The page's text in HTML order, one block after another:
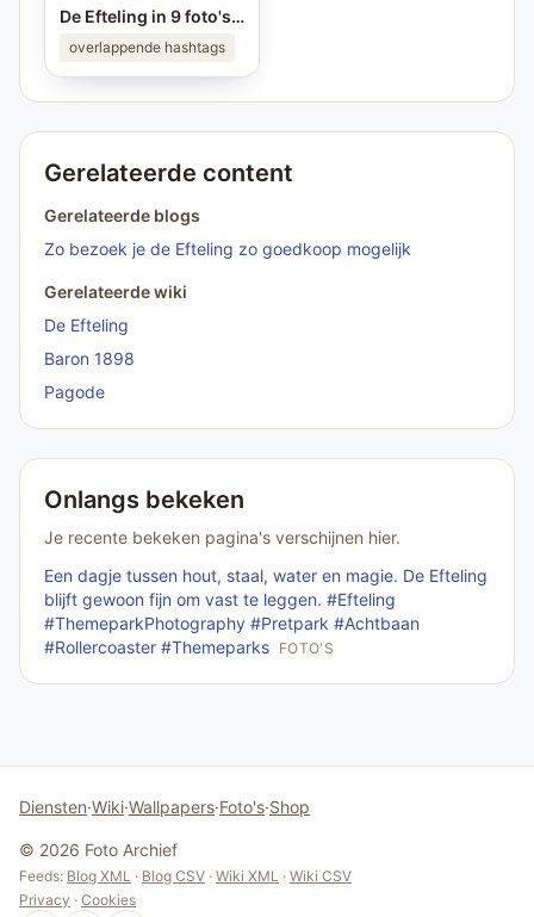
De Efteling in 9 foto's ❤️ Ken jij alle plekken van de foto's? #efteling #themeparks #brabant #pretpark #photo
overlappende hashtags
Gerelateerde content
Gerelateerde blogs
Zo bezoek je de Efteling zo goedkoop mogelijk
Gerelateerde wiki
De Efteling
Baron 1898
Pagode
Onlangs bekeken
Je recente bekeken pagina's verschijnen hier.
Een dagje tussen hout, staal, water en magie. De Efteling
blijft gewoon fijn om vast te leggen. #Efteling
#ThemeparkPhotography #Pretpark #Achtbaan
#Rollercoaster #Themeparks FOTO'S
Diensten·Wiki·Wallpapers·Foto's·Shop
© 2026 Foto Archief
Feeds: Blog XML · Blog CSV · Wiki XML · Wiki CSV
Privacy · Cookies